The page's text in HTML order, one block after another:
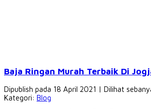
Baja Ringan Murah Terbaik Di
Dipublish pada 18 April 2021 | Dilihat
Kategori: Blog